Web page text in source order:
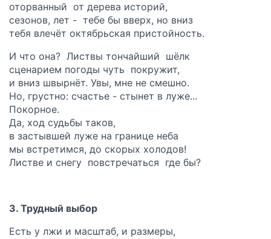
оторванный от дерева историй,
сезонов, лет - тебе бы вверх, но вниз
тебя влечёт октябрьская пристойность.
И что она? Листвы тончайший шëлк
сценарием погоды чуть покружит,
и вниз швырнëт. Увы, мне не смешно.
Но, грустно: счастье - стынет в луже...
Покорное.
Да, ход судьбы таков,
в застывшей луже на границе неба
мы встретимся, до скорых холодов!
Листве и снегу повстречаться где бы?
3. Трудный выбор
Есть у лжи и масштаб, и размеры,